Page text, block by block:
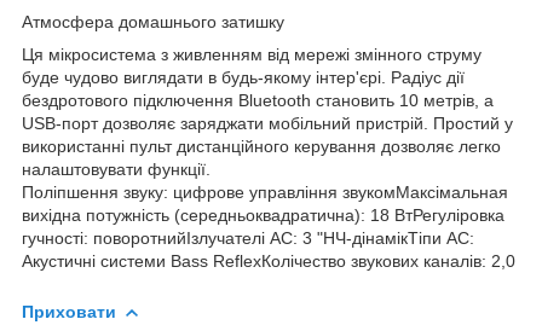
Атмосфера домашнього затишку
Ця мікросистема з живленням від мережі змінного струму
буде чудово виглядати в будь-якому інтер'єрі. Радіус дії
бездротового підключення Bluetooth становить 10 метрів, а
USB-порт дозволяє заряджати мобільний пристрій. Простий у
використанні пульт дистанційного керування дозволяє легко
налаштовувати функції.
Поліпшення звуку: цифрове управління звукомМаксімальная
вихідна потужність (середньоквадратична): 18 ВтРегуліровка
гучності: поворотнийІзлучателі АС: 3 "НЧ-дінамікТіпи АС:
Акустичні системи Bass ReflexКолічество звукових каналів: 2,0
Приховати